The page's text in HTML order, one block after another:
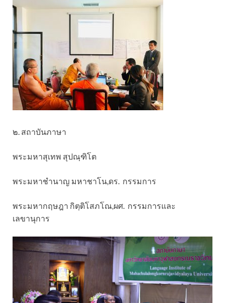
๒. สถาบันภาษา
พระมหาสุเทพ สุปณฺฑิโต
พระมหาชำนาญ มหาชาโน,ดร. กรรมการ
พระมหากฤษฎา กิตฺติโสภโณ,ผศ. กรรมการและ
เลขานุการ